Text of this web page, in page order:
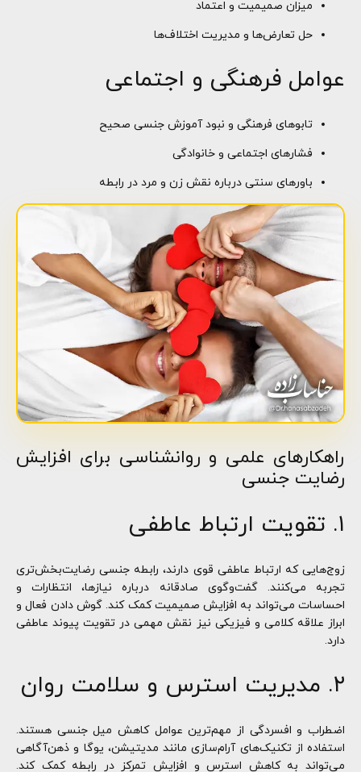
میزان صمیمیت و اعتماد
حل تعارض‌ها و مدیریت اختلاف‌ها
عوامل فرهنگی و اجتماعی
تابوهای فرهنگی و نبود آموزش جنسی صحیح
فشارهای اجتماعی و خانوادگی
باورهای سنتی درباره نقش زن و مرد در رابطه
راهکارهای علمی و روانشناسی برای افزایش
رضایت جنسی
۱. تقویت ارتباط عاطفی
زوج‌هایی که ارتباط عاطفی قوی دارند، رابطه جنسی رضایت‌بخش‌تری
تجربه می‌کنند. گفت‌وگوی صادقانه درباره نیازها، انتظارات و
احساسات می‌تواند به افزایش صمیمیت کمک کند. گوش دادن فعال و
ابراز علاقه کلامی و فیزیکی نیز نقش مهمی در تقویت پیوند عاطفی
دارد.
۲. مدیریت استرس و سلامت روان
اضطراب و افسردگی از مهم‌ترین عوامل کاهش میل جنسی هستند.
استفاده از تکنیک‌های آرام‌سازی مانند مدیتیشن، یوگا و ذهن‌آگاهی
می‌تواند به کاهش استرس و افزایش تمرکز در رابطه کمک کند.